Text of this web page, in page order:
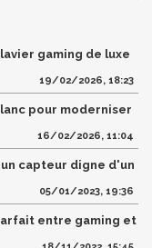
gaming de luxe
19/02/2026, 18:23
pour moderniser
16/02/2026, 11:04
capteur digne d'un
05/01/2023, 19:36
entre gaming et